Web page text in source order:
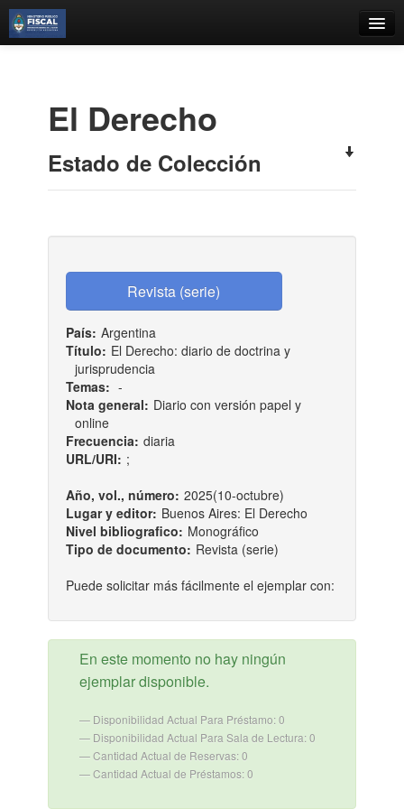
Estantes Virtuales
El Derecho
Estado de Colección
País: Argentina
Título: El Derecho: diario de doctrina y
jurisprudencia
Temas: -
Nota general: Diario con versión papel y
online
Frecuencia: diaria
URL/URI: ;
Año, vol., número: 2025(10-octubre)
Lugar y editor: Buenos Aires: El Derecho
Nivel bibliografico: Monográfico
Tipo de documento: Revista (serie)
Puede solicitar más fácilmente el ejemplar con:
En este momento no hay ningún
ejemplar disponible.
Disponibilidad Actual Para Préstamo: 0
Disponibilidad Actual Para Sala de Lectura: 0
Cantidad Actual de Reservas: 0
Cantidad Actual de Préstamos: 0